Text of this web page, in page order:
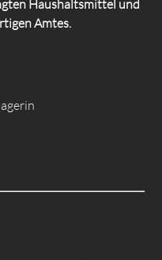
Haushaltsmittel und
Amtes.